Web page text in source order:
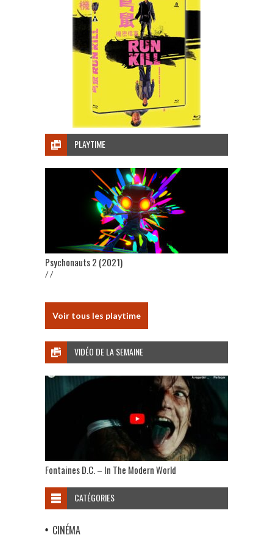
PLAYTIME
Psychonauts 2 (2021)
/ /
Voir tous les playtime
VIDÉO DE LA SEMAINE
Fontaines D.C. – In The Modern World
CATÉGORIES
CINÉMA